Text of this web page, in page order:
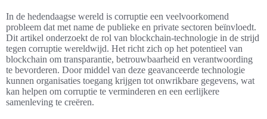
In de hedendaagse wereld is corruptie een veelvoorkomend
probleem dat met name de publieke en private sectoren beïnvloedt.
Dit artikel onderzoekt de rol van blockchain-technologie in de strijd
tegen corruptie wereldwijd. Het richt zich op het potentieel van
blockchain om transparantie, betrouwbaarheid en verantwoording
te bevorderen. Door middel van deze geavanceerde technologie
kunnen organisaties toegang krijgen tot onwrikbare gegevens, wat
kan helpen om corruptie te verminderen en een eerlijkere
samenleving te creëren.